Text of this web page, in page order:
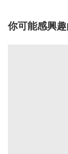
你可能感興